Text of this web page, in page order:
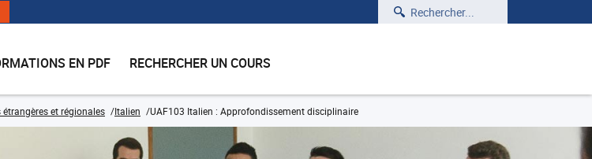
Rechercher
EN PDF RECHERCHER UN COURS
et régionales Italien UAF103 Italien : Approfondissement disciplinaire